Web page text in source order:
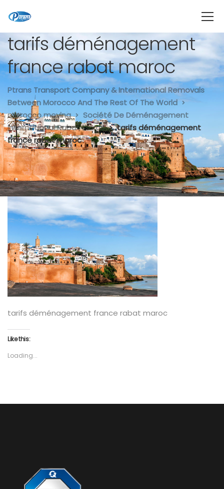
tarifs déménagement
france rabat maroc
Ptrans Transport Company & International Removals
Between Morocco And The Rest Of The World
morocco moving
Société De Déménagement
International Rabat Maroc
tarifs déménagement
france rabat maroc
tarifs déménagement france rabat maroc
Like this:
Loading...